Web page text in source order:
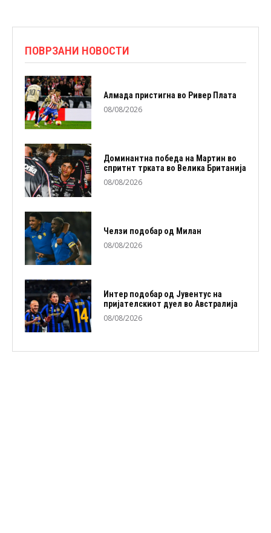
ПОВРЗАНИ НОВОСТИ
Алмада пристигна во Ривер Плата
08/08/2026
Доминантна победа на Мартин во
спритнт трката во Велика Британија
08/08/2026
Челзи подобaр од Милан
08/08/2026
Интер подобар од Јувентус на
пријателскиот дуел во Австралија
08/08/2026